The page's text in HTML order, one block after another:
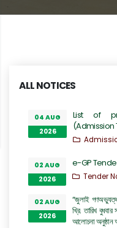
ALL NOTICES
04 AUG
2026
List of
(Admission
02 AUG
2026
e-GP
Tender
02 AUG
2026
“জুলাই
খ্রি. তারিখ
আলোচনা